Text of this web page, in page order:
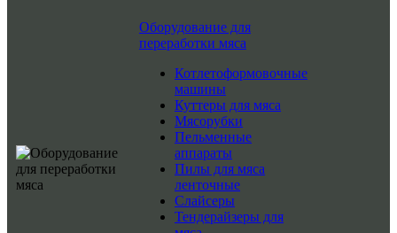
Оборудование для
переработки мяса
Котлетоформовочные
машины
Куттеры для мяса
Мясорубки
Пельменные
аппараты
Пилы для мяса
ленточные
Слайсеры
Тендерайзеры для